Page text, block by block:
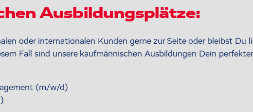
Ausbildungsplätze:
oder internationalen Kunden gerne zur Seite oder bleibst Du
Fall sind unsere kaufmännischen Ausbildungen Dein
(m/w/d)